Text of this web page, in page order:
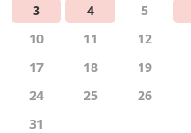
3
4 5
10
11 12
17
18 19
24
25 26
31